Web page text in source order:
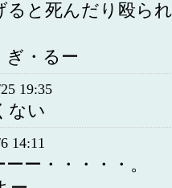
ると死んだり殴ら
ぎ・るー
19:35
ない
14:11
ー・・・・・。